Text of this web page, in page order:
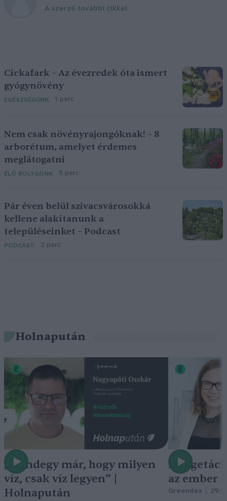
A szerző további cikkei
Cickafark – Az évezredek óta ismert
gyógynövény
EGÉSZSÉGÜNK 1 perc
Nem csak növényrajongóknak! – 8
arborétum, amelyet érdemes
meglátogatni
ÉLŐ BOLYGÓNK 5 perc
Pár éven belül szivacsvárosokká
kellene alakítanunk a
településeinket – Podcast
PODCAST 2 perc
Holnapután
„Mindegy már, hogy milyen
víz, csak víz legyen” |
Holnapután
A
az ember
Greendex